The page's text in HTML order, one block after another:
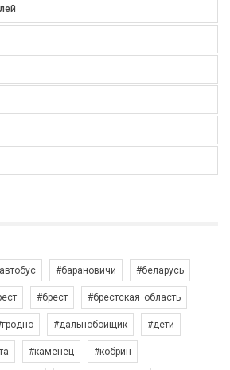
#барановичи #беларусь
#брест #брестская_область
#дальнобойщик #дети
#каменец #кобрин